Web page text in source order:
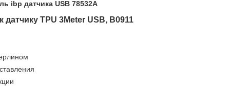
ibp датчика USB 78532A
датчику TPU 3Meter USB, B0911